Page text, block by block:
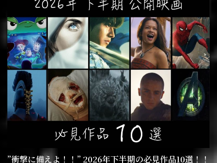
”衝撃に備えよ！！” 2026年下半期の必見作品10選！！